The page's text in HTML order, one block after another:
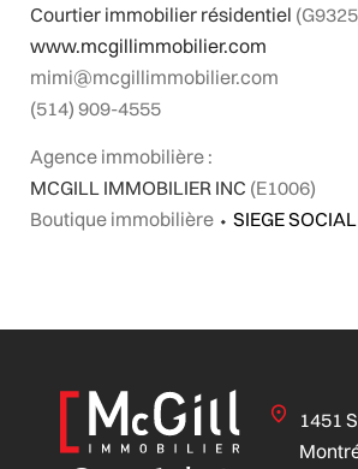
Courtier immobilier résidentiel
www.mcgillimmobilier.com
mimi@mcgillimmobilier.com
(514) 909-4555
Agence immobilière :
MCGILL IMMOBILIER INC (E1006)
Boutique immobilière ⬩ SIEGE SOCIAL
1451